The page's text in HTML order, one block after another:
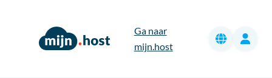
Ga naar
mijn.host